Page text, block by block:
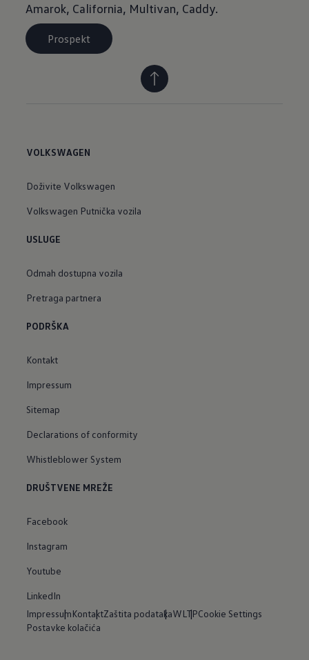
Amarok, California, Multivan, Caddy.
Prospekt
VOLKSWAGEN
Doživite Volkswagen
Volkswagen Putnička vozila
USLUGE
Odmah dostupna vozila
Pretraga partnera
PODRŠKA
Kontakt
Impressum
Sitemap
Declarations of conformity
Whistleblower System
DRUŠTVENE MREŽE
Facebook
Instagram
Youtube
LinkedIn
ImpressumKontaktZaštita podatakaWLTPCookie Settings
Postavke kolačića